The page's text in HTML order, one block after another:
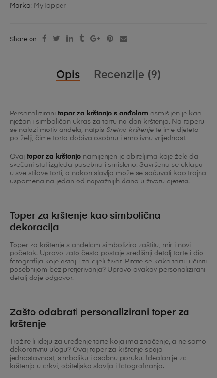
Marka: MyTopper
Share on:
Opis Recenzije (9)
Personalizirani toper za krštenje s anđelom osmišljen je kao
nježan i simboličan ukras za tortu na dan krštenja. Na toperu
se nalazi motiv anđela, natpis Sretno krštenje te ime djeteta
po želji, čime torta dobiva osobnu i emotivnu vrijednost.
Ovaj toper za krštenje namijenjen je obiteljima koje žele da
svečani stol izgleda posebno i smisleno. Savršeno se uklapa
u sve stilove torti, a nakon slavlja može se sačuvati kao trajna
uspomena na jedan od najvažnijih dana u životu djeteta.
Toper za krštenje kao simbolična
dekoracija
Toper za krštenje s anđelom simbolizira zaštitu, mir i novi
početak. Upravo zato često postaje središnji detalj torte i dio
fotografija koje ostaju za cijeli život. Pitate se kako tortu učiniti
posebnijom bez pretjerivanja? Upravo ovakav personalizirani
detalj daje odgovor.
Zašto odabrati personalizirani toper za
krštenje
Tražite li ideju za uređenje torte koja ima značenje, a ne samo
dekorativnu ulogu? Ovaj toper za krštenje spaja
jednostavnost, simboliku i osobnu poruku. Idealan je za
krštenja u crkvi, obiteljska slavlja i fotografiranja.